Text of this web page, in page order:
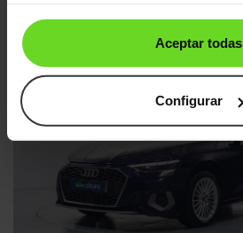
Aceptar todas
Configurar
2022 | 75.388km | 110CV | Automático
Ruedas delanteras nuevas